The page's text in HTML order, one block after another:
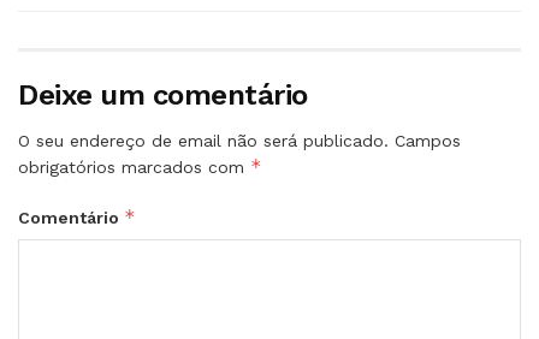
Deixe um comentário
O seu endereço de email não será publicado. Campos
obrigatórios marcados com *
Comentário *